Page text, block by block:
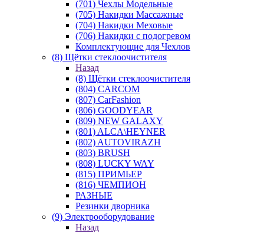
(701) Чехлы Модельные
(705) Накидки Массажные
(704) Накидки Меховые
(706) Накидки с подогревом
Комплектующие для Чехлов
(8) Щётки стеклоочистителя
Назад
(8) Щётки стеклоочистителя
(804) CARCOM
(807) CarFashion
(806) GOODYEAR
(809) NEW GALAXY
(801) ALCA\HEYNER
(802) AUTOVIRAZH
(803) BRUSH
(808) LUCKY WAY
(815) ПРИМЬЕР
(816) ЧЕМПИОН
РАЗНЫЕ
Резинки дворника
(9) Электрооборудование
Назад